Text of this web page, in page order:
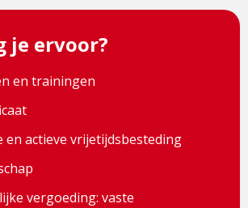
je ervoor?
en trainingen
en actieve vrijetijdsbesteding
vergoeding: vaste